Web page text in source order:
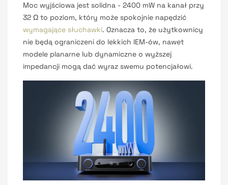
Moc wyjściowa jest solidna - 2400 mW na kanał przy
32 Ω to poziom, który może spokojnie napędzić
wymagające słuchawki. Oznacza to, że użytkownicy
nie będą ograniczeni do lekkich IEM-ów, nawet
modele planarne lub dynamiczne o wyższej
impedancji mogą dać wyraz swemu potencjałowi.